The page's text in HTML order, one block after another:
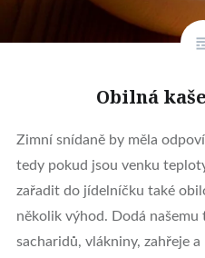
Obilná
Zimní snídaně by měla
tedy pokud jsou venku
zařadit do jídelníčku také
několik výhod. Dodá
sacharidů, vlákniny, zahřeje